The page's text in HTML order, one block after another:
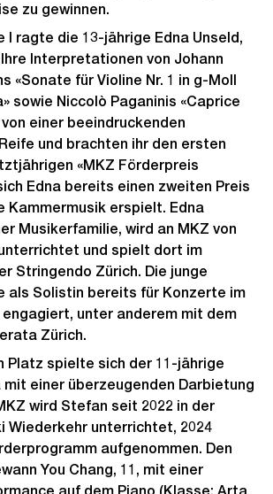
zu gewinnen.
I ragte die 13-jährige Edna Unseld,
Interpretationen von Johann
«Sonate für Violine Nr. 1 in g-Moll
sowie Niccolò Paganinis «Caprice
von einer beeindruckenden
und brachten ihr den ersten
«MKZ Förderpreis
Edna bereits einen zweiten Preis
Kammermusik erspielt. Edna
Musikerfamilie, wird an MKZ von
und spielt dort im
Stringendo Zürich. Die junge
als Solistin bereits für Konzerte im
engagiert, unter anderem mit dem
Zürich.
Platz spielte sich der 11-jährige
einer überzeugenden Darbietung
wird Stefan seit 2022 in der
Wiederkehr unterrichtet, 2024
aufgenommen. Den
You Chang, 11, mit einer